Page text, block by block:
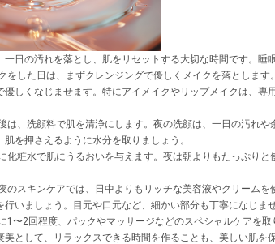
一日の汚れを落とし、肌をリセットする大切な時間です。
をした日は、まずクレンジングで優しくメイクを落としま
優しくなじませます。特にアイメイクやリップメイクは、
は、洗顔料で肌を清浄にします。夜の洗顔は、一日の汚れ
を押さえるように水分を取りましょう。
化粧水で肌にうるおいを与えます。夜は朝よりもたっぷり
のスキンケアでは、日中よりもリッチな美容液やクリーム
行いましょう。目元や口元など、細かい部分も丁寧になじま
1〜2回程度、パックやマッサージなどのスペシャルケアを
美として、リラックスできる時間を作ることも、美しい肌を